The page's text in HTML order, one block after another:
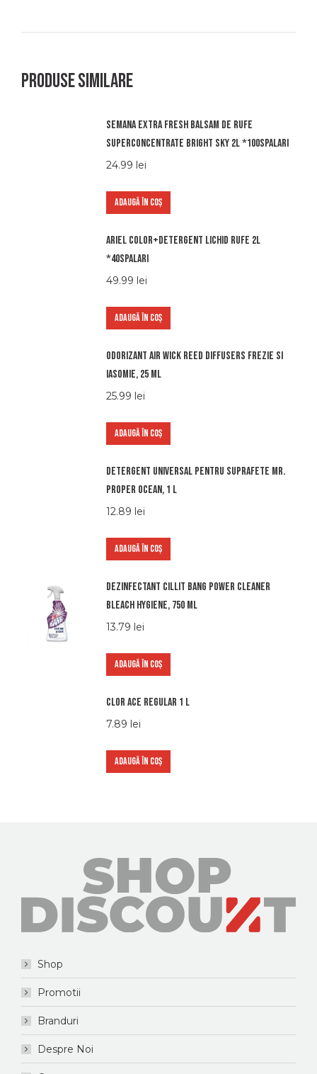
Produse similare
Semana extra fresh balsam de rufe
superconcentrate bright sky 2l *100spalari
24.99 lei
ADAUGĂ ÎN COȘ
Ariel color+detergent lichid rufe 2l
*40spalari
49.99 lei
ADAUGĂ ÎN COȘ
Odorizant Air Wick Reed Diffusers Frezie si
Iasomie, 25 ml
25.99 lei
ADAUGĂ ÎN COȘ
Detergent universal pentru suprafete Mr.
Proper Ocean, 1 l
12.89 lei
ADAUGĂ ÎN COȘ
Dezinfectant Cillit Bang Power Cleaner
Bleach Hygiene, 750 ml
13.79 lei
ADAUGĂ ÎN COȘ
Clor Ace Regular 1 L
7.89 lei
ADAUGĂ ÎN COȘ
Shop
Promotii
Branduri
Despre Noi